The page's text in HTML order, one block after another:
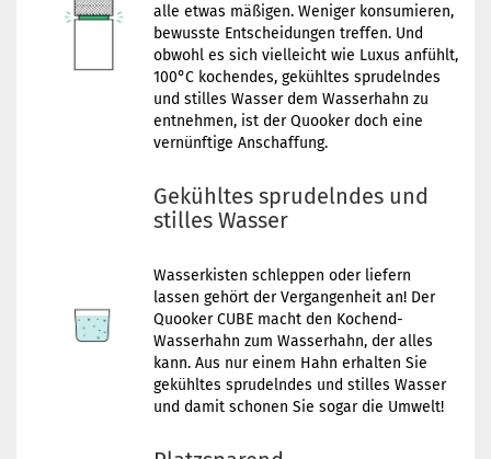
alle etwas mäßigen. Weniger konsumieren,
bewusste Entscheidungen treffen. Und
obwohl es sich vielleicht wie Luxus anfühlt,
100°C kochendes, gekühltes sprudelndes
und stilles Wasser dem Wasserhahn zu
entnehmen, ist der Quooker doch eine
vernünftige Anschaffung.
Gekühltes sprudelndes und
stilles Wasser
Wasserkisten schleppen oder liefern
lassen gehört der Vergangenheit an! Der
Quooker CUBE macht den Kochend-
Wasserhahn zum Wasserhahn, der alles
kann. Aus nur einem Hahn erhalten Sie
gekühltes sprudelndes und stilles Wasser
und damit schonen Sie sogar die Umwelt!